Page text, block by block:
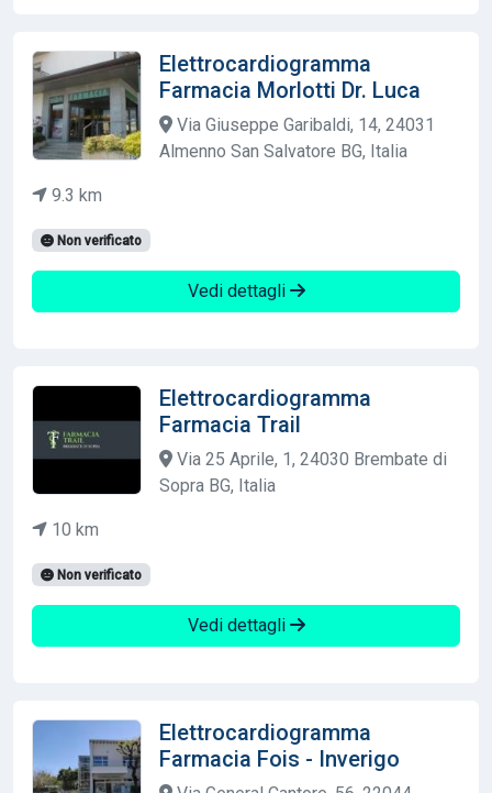
Elettrocardiogramma
Farmacia Morlotti Dr. Luca
Via Giuseppe Garibaldi, 14, 24031
Almenno San Salvatore BG, Italia
9.3 km
Non verificato
Vedi dettagli
Elettrocardiogramma
Farmacia Trail
Via 25 Aprile, 1, 24030 Brembate di
Sopra BG, Italia
10 km
Non verificato
Vedi dettagli
Elettrocardiogramma
Farmacia Fois - Inverigo